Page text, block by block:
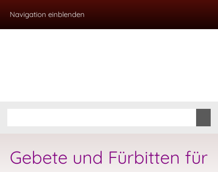
Navigation einblenden
Gebete und Fürbitten für